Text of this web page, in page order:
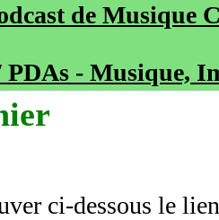
de Musique
- Musique,
ci-dessous le